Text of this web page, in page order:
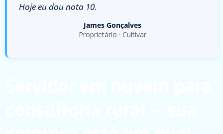
Hoje eu dou nota 10.
James Gonçalves
Proprietário · Cultivar